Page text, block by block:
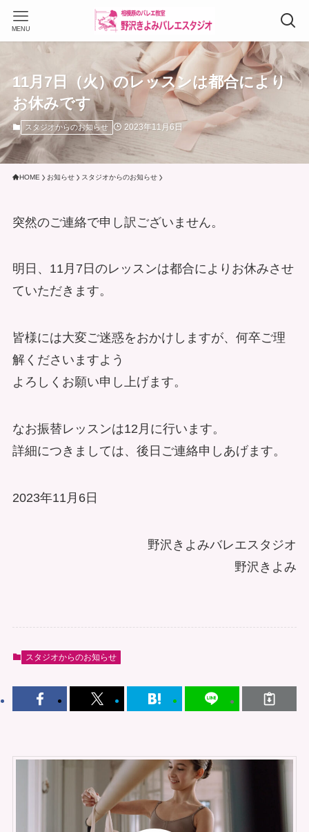
MENU
11月7日（火）のレッスンは都合により
お休みです
スタジオからのお知らせ 2023年11月6日
HOME お知らせ スタジオからのお知らせ
突然のご連絡で申し訳ございません。
明日、11月7日のレッスンは都合によりお休みさせ
ていただきます。
皆様には大変ご迷惑をおかけしますが、何卒ご理
解くださいますよう
よろしくお願い申し上げます。
なお振替レッスンは12月に行います。
詳細につきましては、後日ご連絡申しあげます。
2023年11月6日
野沢きよみバレエスタジオ
野沢きよみ
スタジオからのお知らせ